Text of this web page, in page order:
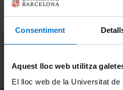
Consentiment
Aquest lloc web utilitza
El lloc web de la Universitat